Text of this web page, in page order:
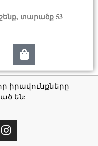
տարածք 53
իրավունքները
են: